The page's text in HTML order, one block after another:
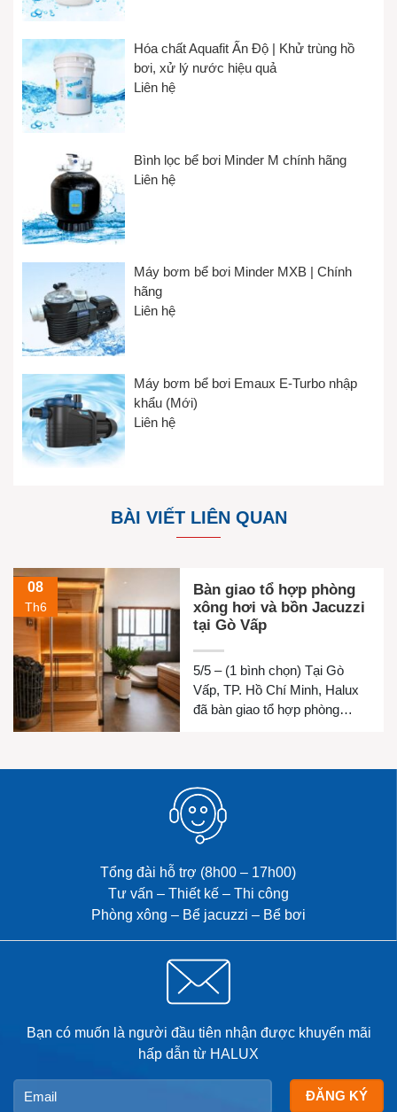
Hóa chất Aquafit Ấn Độ | Khử trùng hồ
bơi, xử lý nước hiệu quả
Liên hệ
Bình lọc bể bơi Minder M chính hãng
Liên hệ
Máy bơm bể bơi Minder MXB | Chính
hãng
Liên hệ
Máy bơm bể bơi Emaux E-Turbo nhập
khẩu (Mới)
Liên hệ
BÀI VIẾT LIÊN QUAN
08
Th6
Bàn giao tổ hợp phòng
xông hơi và bồn Jacuzzi
tại Gò Vấp
5/5 – (1 bình chọn) Tại Gò
Vấp, TP. Hồ Chí Minh, Halux
đã bàn giao tổ hợp phòng
đình chị Luyện. Công trình
được thiết kế đồng bộ nhằm
mang đến không gian thư giãn
riêng tư, chăm sóc sức khỏe
và […]
Tổng đài hỗ trợ (8h00 – 17h00)
Tư vấn – Thiết kế – Thi công
Phòng xông – Bể jacuzzi – Bể bơi
Bạn có muốn là người đầu tiên nhận được khuyến mãi
hấp dẫn từ HALUX